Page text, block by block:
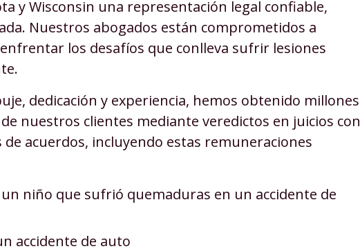
y Wisconsin una representación legal confiable,
Nuestros abogados están comprometidos a
los desafíos que conlleva sufrir lesiones
dedicación y experiencia, hemos obtenido millones
nuestros clientes mediante veredictos en juicios con
de acuerdos, incluyendo estas remuneraciones
niño que sufrió quemaduras en un accidente de
accidente de auto